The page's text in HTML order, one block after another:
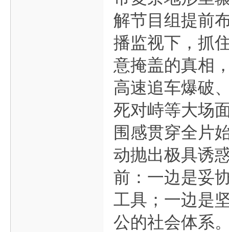
解节目组提前
播监视下，抓
意掩盖的真相
高速追车爆破
死对峙等大场
围感贯穿全片
动抛出极具诱
前：一边是妥
工具；一边是
公的社会体系